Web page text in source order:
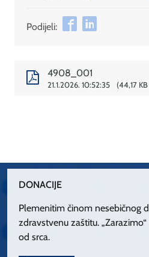
Podijeli:
4908_001
21.1.2026. 10:52:35 44,17 KB
DONACIJE
Plemenitim činom nesebičnog
zdravstvenu zaštitu.
od srca.